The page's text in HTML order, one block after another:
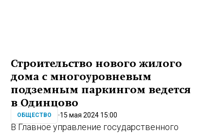
Строительство нового жилого
дома с многоуровневым
подземным паркингом ведется
в Одинцово
ОБЩЕСТВО 15 мая 2024 15:00
В Главное управление государственного